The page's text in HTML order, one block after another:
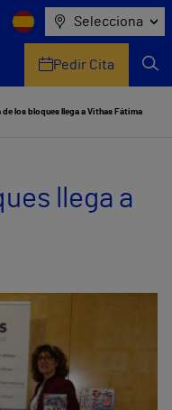
Selecciona
Pedir Cita
de los bloques llega a Vithas Fátima
llega a